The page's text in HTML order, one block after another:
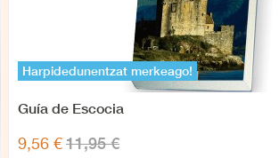
Harpidedunentzat merkeago!
Guía de Escocia
9,56 €11,95 €